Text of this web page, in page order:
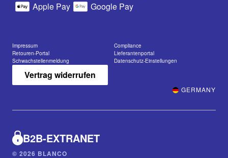
Apple Pay
Google Pay
Impressum
Compliance
Retouren-Portal
Lieferantenportal
Schwachstellenmeldung
Datenschutz-Einstellungen
Vertrag widerrufen
GERMANY
B2B-EXTRANET
© 2026 BLANCO